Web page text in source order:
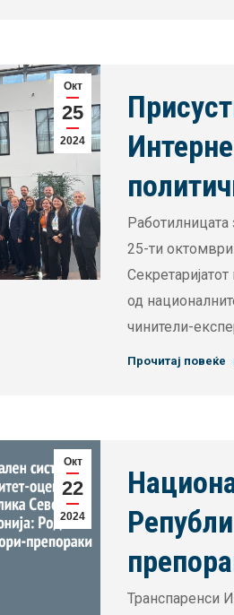
Окт
25
2024
Работилницата
25-ти
од
чинители-
Прочитај повеќе
Окт
22
2024
Транспаренси